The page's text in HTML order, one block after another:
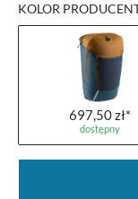
KOLOR
697,50 zł*
dostępny